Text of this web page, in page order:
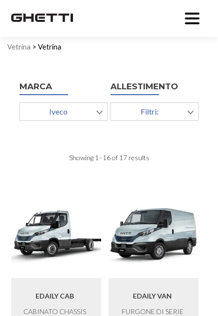
Vetrina > Vetrina
MARCA
Iveco
ALLESTIMENTO
Filtri:
Showing 1–16 of 17 results
EDAILY CAB
CABINATO CHASSIS
EDAILY VAN
FURGONE DI SERIE